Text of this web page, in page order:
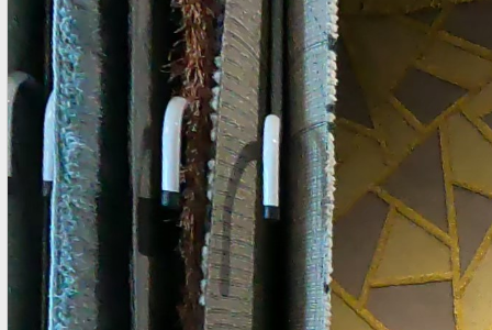
chính thức của chúng tôi. Thảm Vintage Mã: OPUS_54219655
Mẫu Thảm Vintage Một sản phẩm thảm Vintage của Bỉ Ảnh
chuoj cận cảnh bề mặt và đế thảm 2. Mua Thảm Vintage ở
đâu tại TPHCM Nhiệm vụ và trách nhiệm của chúng tôi rất
nghiêm túc với từng sản phẩm mà chúng tôi cung cấp cho
khách hàng Việt Nam. Thảm Đẹp Sài Gòn tìm kiếm, chọn lọc
nhập về kho ...